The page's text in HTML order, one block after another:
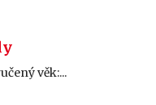
věk:...